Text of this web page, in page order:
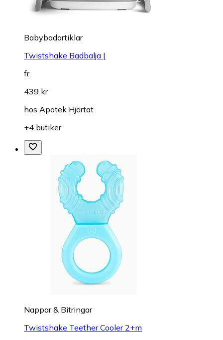
Babybadartiklar
Twistshake Badbalja |
fr.
439 kr
hos Apotek Hjärtat
+4 butiker
Nappar & Bitringar
Twistshake Teether Cooler 2+m